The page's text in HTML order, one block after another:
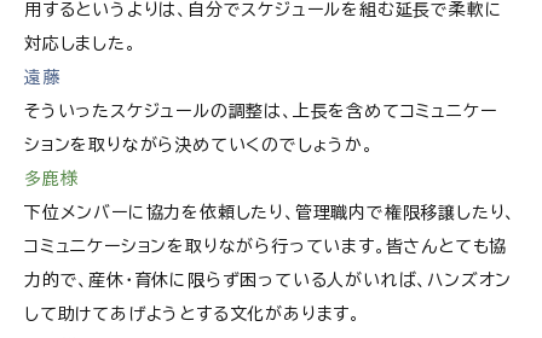
用するというよりは、自分でスケジュールを組む延長で柔軟に
対応しました。
遠藤
そういったスケジュールの調整は、上長を含めてコミュニケー
ションを取りながら決めていくのでしょうか。
多鹿様
下位メンバーに協力を依頼したり、管理職内で権限移譲したり、
コミュニケーションを取りながら行っています。皆さんとても協
力的で、産休・育休に限らず困っている人がいれば、ハンズオン
して助けてあげようとする文化があります。